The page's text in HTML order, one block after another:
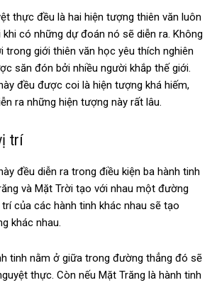
thực đều là hai hiện tượng thiên văn luôn
có những dự đoán nó sẽ diễn ra. Không
trong giới thiên văn học yêu thích nghiên
săn đón bởi nhiều người khắp thế giới.
đều được coi là hiện tượng khá hiếm,
ra những hiện tượng này rất lâu.
trí
đều diễn ra trong điều kiện ba hành tinh
và Mặt Trời tạo với nhau một đường
của các hành tinh khác nhau sẽ tạo
khác nhau.
tinh nằm ở giữa trong đường thẳng đó sẽ
thực. Còn nếu Mặt Trăng là hành tinh